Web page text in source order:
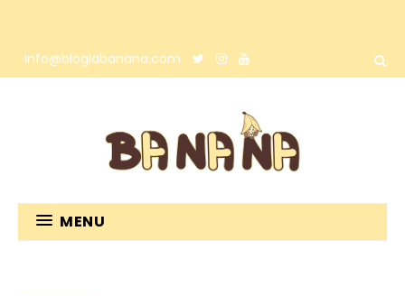
info@bloglabanana.com
MENU